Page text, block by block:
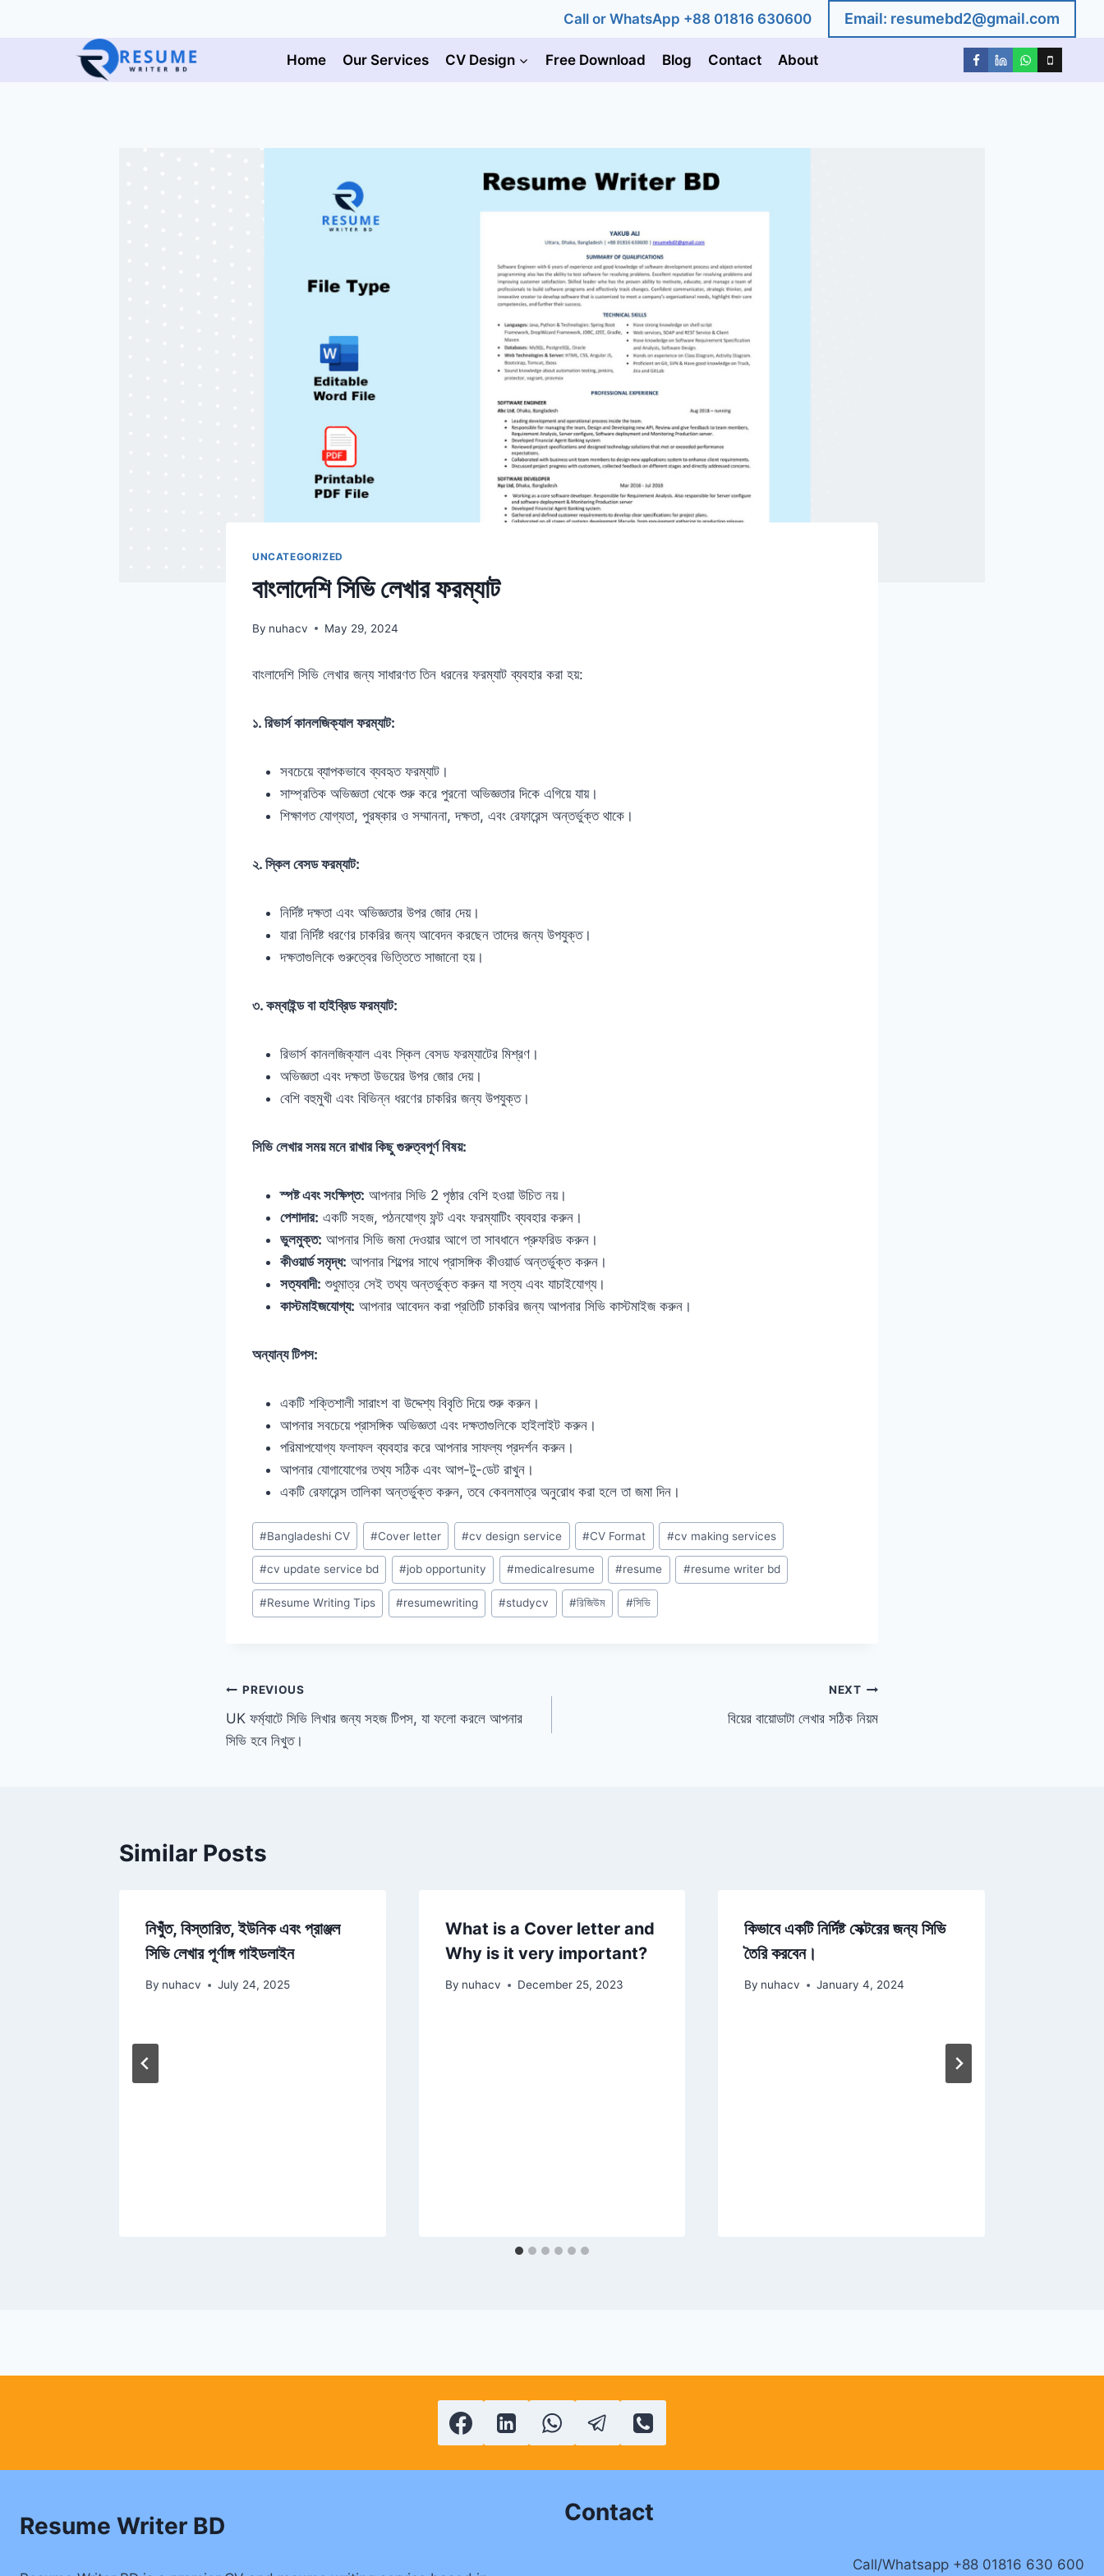
Call or WhatsApp +88 01816 630600 Email: resumebd2@gmail.com
Home Our Services CV Design Free Download Blog Contact About
UNCATEGORIZED
বাংলাদেশি সিভি লেখার ফরম্যাট
By nuhacv May 29, 2024
বাংলাদেশি সিভি লেখার জন্য সাধারণত তিন ধরনের ফরম্যাট ব্যবহার করা হয়:
১. রিভার্স কানলজিক্যাল ফরম্যাট:
সবচেয়ে ব্যাপকভাবে ব্যবহৃত ফরম্যাট।
সাম্প্রতিক অভিজ্ঞতা থেকে শুরু করে পুরনো অভিজ্ঞতার দিকে এগিয়ে যায়।
শিক্ষাগত যোগ্যতা, পুরষ্কার ও সম্মাননা, দক্ষতা, এবং রেফারেন্স অন্তর্ভুক্ত থাকে।
২. স্কিল বেসড ফরম্যাট:
নির্দিষ্ট দক্ষতা এবং অভিজ্ঞতার উপর জোর দেয়।
যারা নির্দিষ্ট ধরণের চাকরির জন্য আবেদন করছেন তাদের জন্য উপযুক্ত।
দক্ষতাগুলিকে গুরুত্বের ভিত্তিতে সাজানো হয়।
৩. কম্বাইন্ড বা হাইব্রিড ফরম্যাট:
রিভার্স কানলজিক্যাল এবং স্কিল বেসড ফরম্যাটের মিশ্রণ।
অভিজ্ঞতা এবং দক্ষতা উভয়ের উপর জোর দেয়।
বেশি বহুমুখী এবং বিভিন্ন ধরণের চাকরির জন্য উপযুক্ত।
সিভি লেখার সময় মনে রাখার কিছু গুরুত্বপূর্ণ বিষয়:
স্পষ্ট এবং সংক্ষিপ্ত: আপনার সিভি 2 পৃষ্ঠার বেশি হওয়া উচিত নয়।
পেশাদার: একটি সহজ, পঠনযোগ্য ফন্ট এবং ফরম্যাটিং ব্যবহার করুন।
ভুলমুক্ত: আপনার সিভি জমা দেওয়ার আগে তা সাবধানে প্রুফরিড করুন।
কীওয়ার্ড সমৃদ্ধ: আপনার শিল্পের সাথে প্রাসঙ্গিক কীওয়ার্ড অন্তর্ভুক্ত করুন।
সত্যবাদী: শুধুমাত্র সেই তথ্য অন্তর্ভুক্ত করুন যা সত্য এবং যাচাইযোগ্য।
কাস্টমাইজযোগ্য: আপনার আবেদন করা প্রতিটি চাকরির জন্য আপনার সিভি কাস্টমাইজ করুন।
অন্যান্য টিপস:
একটি শক্তিশালী সারাংশ বা উদ্দেশ্য বিবৃতি দিয়ে শুরু করুন।
আপনার সবচেয়ে প্রাসঙ্গিক অভিজ্ঞতা এবং দক্ষতাগুলিকে হাইলাইট করুন।
পরিমাপযোগ্য ফলাফল ব্যবহার করে আপনার সাফল্য প্রদর্শন করুন।
আপনার যোগাযোগের তথ্য সঠিক এবং আপ-টু-ডেট রাখুন।
একটি রেফারেন্স তালিকা অন্তর্ভুক্ত করুন, তবে কেবলমাত্র অনুরোধ করা হলে তা জমা দিন।
Post
Tags:
#Bangladeshi CV #Cover letter #cv design service #CV Format #cv making services
#cv update service bd #job opportunity #medicalresume #resume #resume writer bd
#Resume Writing Tips #resumewriting #studycv #রিজিউম #সিভি
Post
navigation
PREVIOUS
UK ফর্ম্যাটে সিভি লিখার জন্য সহজ টিপস, যা ফলো করলে আপনার
সিভি হবে নিখুত।
NEXT
বিয়ের বায়োডাটা লেখার সঠিক নিয়ম
Similar Posts
নিখুঁত, বিস্তারিত, ইউনিক এবং প্রাঞ্জল
সিভি লেখার পূর্ণাঙ্গ গাইডলাইন
By nuhacv July 24, 2025
What is a Cover letter and
Why is it very important?
By nuhacv December 25, 2023
কিভাবে একটি নির্দিষ্ট সেক্টরের জন্য সিভি
তৈরি করবেন।
By nuhacv January 4, 2024
Resume Writer BD Contact
Call/Whatsapp +88 01816 630 600